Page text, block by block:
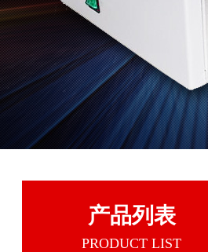
产品列表
PRODUCT LIST